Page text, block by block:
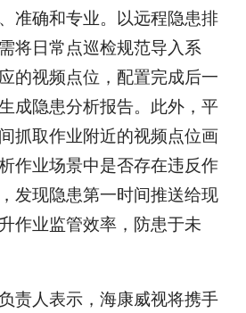
准确和专业。以远程隐患排
将日常点巡检规范导入系
的视频点位，配置完成后一
成隐患分析报告。此外，平
抓取作业附近的视频点位画
作业场景中是否存在违反作
发现隐患第一时间推送给现
作业监管效率，防患于未
人表示，海康威视将携手